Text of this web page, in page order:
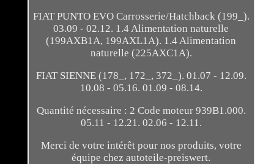
FIAT PUNTO EVO Carrosserie/Hatchback (199_).
03.09 - 02.12. 1.4 Alimentation naturelle
(199AXB1A, 199AXL1A). 1.4 Alimentation
naturelle (225AXC1A).
FIAT SIENNE (178_, 172_, 372_). 01.07 - 12.09.
10.08 - 05.16. 01.09 - 08.14.
Quantité nécessaire : 2 Code moteur 939B1.000.
05.11 - 12.21. 02.06 - 12.11.
Merci de votre intérêt pour nos produits, votre
équipe chez autoteile-preiswert.